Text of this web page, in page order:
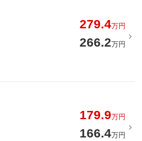
279.4万円
266.2万円
179.9万円
166.4万円